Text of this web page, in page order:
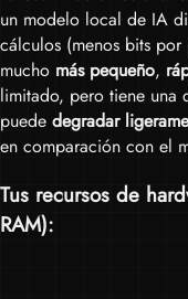
un modelo local de IA
cálculos (menos bits
mucho más pequeño,
limitado, pero tiene una
puede degradar
en comparación con el
Tus recursos de
RAM):